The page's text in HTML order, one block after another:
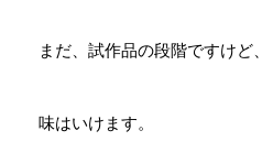
まだ、試作品の段階ですけど、
味はいけます。